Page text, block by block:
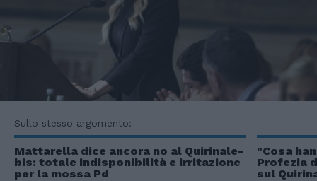
Sullo stesso argomento:
Mattarella dice ancora no al Quirinale-
bis: totale indisponibilità e irritazione
per la mossa Pd
"Cosa
Profezia
sul